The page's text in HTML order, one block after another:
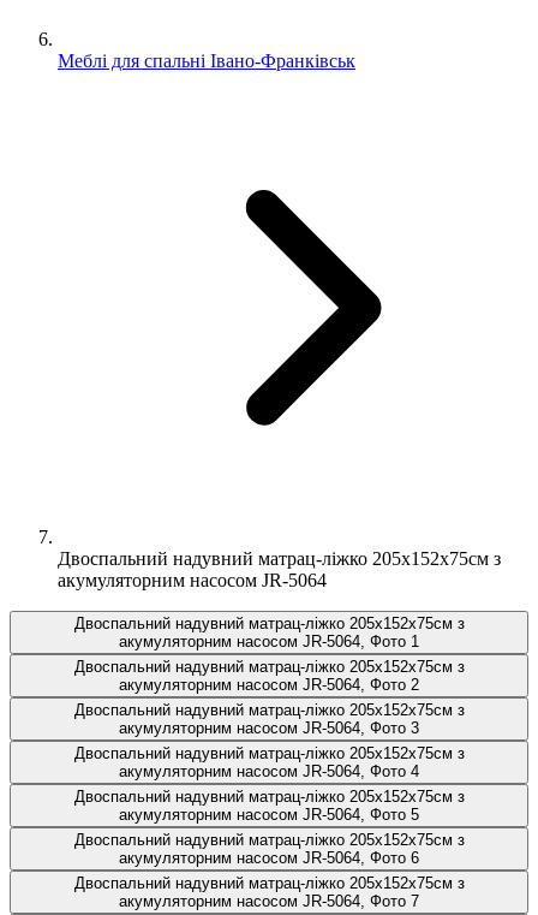
Меблі для спальні Івано-Франківськ
Двоспальний надувний матрац-ліжко 205х152х75см з
акумуляторним насосом JR-5064
Двоспальний надувний матрац-ліжко 205х152х75см з
акумуляторним насосом JR-5064, Фото 1
Двоспальний надувний матрац-ліжко 205х152х75см з
акумуляторним насосом JR-5064, Фото 2
Двоспальний надувний матрац-ліжко 205х152х75см з
акумуляторним насосом JR-5064, Фото 3
Двоспальний надувний матрац-ліжко 205х152х75см з
акумуляторним насосом JR-5064, Фото 4
Двоспальний надувний матрац-ліжко 205х152х75см з
акумуляторним насосом JR-5064, Фото 5
Двоспальний надувний матрац-ліжко 205х152х75см з
акумуляторним насосом JR-5064, Фото 6
Двоспальний надувний матрац-ліжко 205х152х75см з
акумуляторним насосом JR-5064, Фото 7